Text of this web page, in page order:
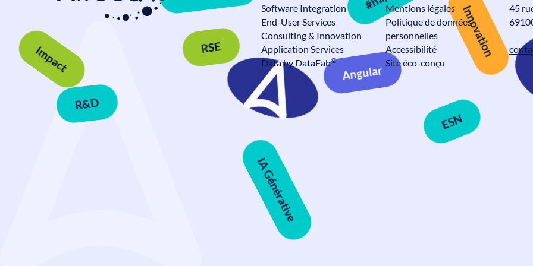
Data Mesh en Banque et
Assurance : comment passer à
l’échelle sans perdre le contrôle ?
Assurance
Alteca fête ses 30 ans
Actualités
ESN
Innovation
RSE
Convivialité
R&D
Angular
Impact
Software Integration
End-User Services
Consulting & Innovation
Application Services
Data by DataFab©
Mentions légales
Politique de données
personnelles
Accessibilité
Site éco-conçu
45